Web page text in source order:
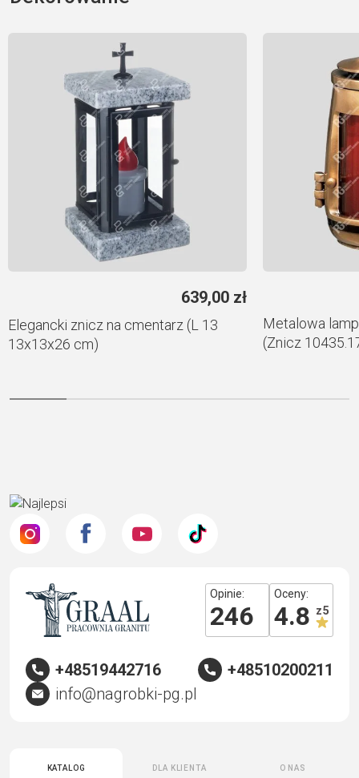
639,00 zł
Elegancki znicz na cmentarz (L 13
13x13x26 cm)
Metalowa
(Znicz
Katalog Dla klienta O nas
Opinie:
246
Oceny:
4.8 z 5
+48519442716
+48510200211
info@nagrobki-pg.pl